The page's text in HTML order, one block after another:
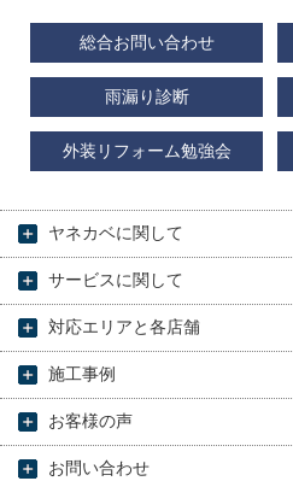
総合お問い合わせ
雨漏り診断
外装リフォーム勉強会
ヤネカベに関して
サービスに関して
対応エリアと各店舗
施工事例
お客様の声
お問い合わせ